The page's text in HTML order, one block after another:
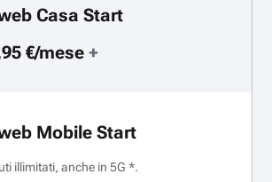
Casa Start
€/mese+
Mobile Start
illimitati, anche in 5G *.